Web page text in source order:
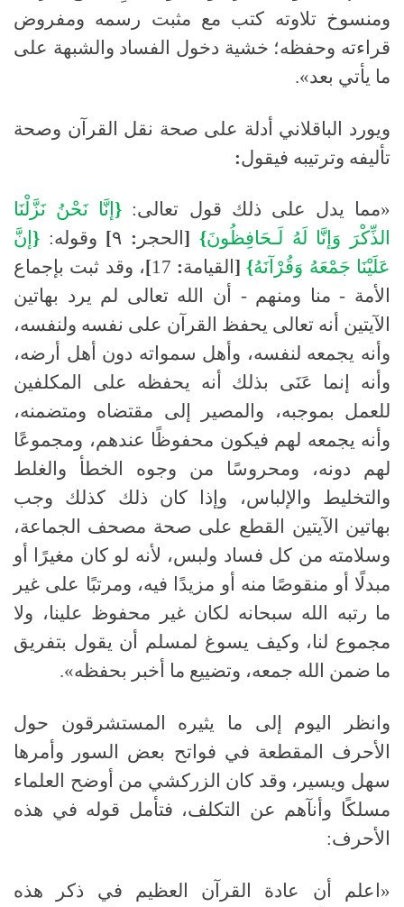
ومنسوخ تلاوته كتب مع مثبت رسمه ومفروض
قراءته وحفظه؛ خشية دخول الفساد والشبهة على
ما يأتي بعد».
ويورد الباقلاني أدلة على صحة نقل القرآن وصحة
تأليفه وترتيبه فيقول:
«مما يدل على ذلك قول تعالى:
{إنَّا نَحْنُ نَزَّلْنَا
الذِّكْرَ
وَإنَّا لَهُ لَـحَافِظُونَ}
[الحجر : ٩] وقوله:
{ إنَّ
عَلَيْنَا جَمْعَهُ وَقُرْآنَهُ}
[القيامة:
17
]، وقد ثبت بإجماع
الأمة - منا ومنهم-
أن الله تعالى لم يرد بهاتين
الآيتين أنه تعالى يحفظ القرآن على نفسه ولنفسه،
وأنه يجمعه لنفسه، وأهل سمواته دون أهل أرضه،
وأنه إنما عَنَى بذلك أنه يحفظه على المكلفين
للعمل بموجبه، والمصير إلى مقتضاه ومتضمنه،
وأنه يجمعه لهم فيكون محفوظًا عندهم، ومجموعًا
لهم دونه، ومحروسًا من وجوه الخطأ والغلط
والتخليط والإلباس، وإذا كان ذلك كذلك وجب
بهاتين الآيتين القطع على صحة مصحف الجماعة،
وسلامته من كل فساد ولبس، لأنه لو كان مغيرًا أو
مبدلًا أو منقوصًا منه أو مزيدًا فيه، ومرتبًا على غير
ما رتبه الله سبحانه لكان غير محفوظ علينا، ولا
مجموع لنا، وكيف يسوغ لمسلم أن يقول بتفريق
ما ضمن الله جمعه، وتضييع ما أخبر بحفظه».
وانظر اليوم إلى ما يثيره المستشرقون حول
الأحرف المقطعة في فواتح بعض السور وأمرها
سهل ويسير، وقد كان الزركشي من أوضح العلماء
مسلكًا وأنآهم عن التكلف، فتأمل قوله في هذه
الأحرف:
«اعلم أن عادة القرآن العظيم في ذكر هذه